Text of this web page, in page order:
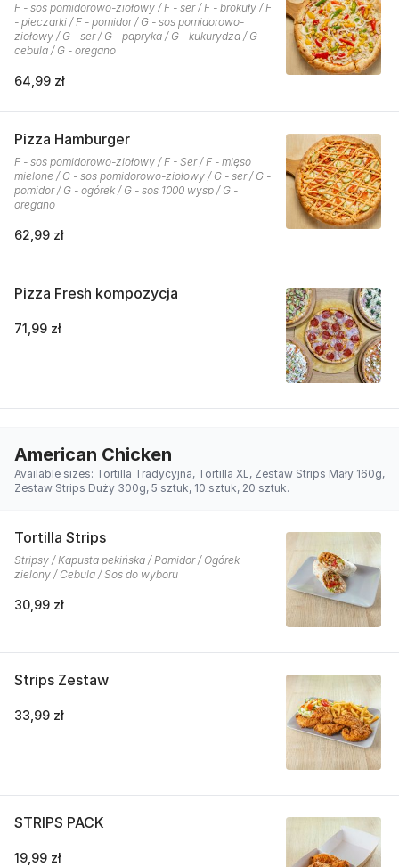
F - sos pomidorowo-ziołowy / F - ser / F - brokuły / F
- pieczarki / F - pomidor / G - sos pomidorowo-
ziołowy / G - ser / G - papryka / G - kukurydza / G -
cebula / G - oregano
64,99 zł
Pizza Hamburger
F - sos pomidorowo-ziołowy / F - Ser / F - mięso
mielone / G - sos pomidorowo-ziołowy / G - ser / G -
pomidor / G - ogórek / G - sos 1000 wysp / G -
oregano
62,99 zł
Pizza Fresh kompozycja
71,99 zł
American Chicken
Available sizes: Tortilla Tradycyjna, Tortilla XL, Zestaw Strips Mały 160g,
Zestaw Strips Duży 300g, 5 sztuk, 10 sztuk, 20 sztuk.
Tortilla Strips
Stripsy / Kapusta pekińska / Pomidor / Ogórek
zielony / Cebula / Sos do wyboru
30,99 zł
Strips Zestaw
33,99 zł
STRIPS PACK
19,99 zł